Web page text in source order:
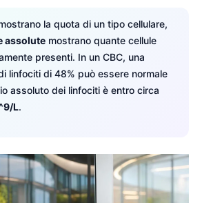
la quota di un tipo cellulare,
assolute mostrano quante cellule
presenti. In un CBC, una
linfociti di 48% può essere normale
assoluto dei linfociti è entro circa
L.